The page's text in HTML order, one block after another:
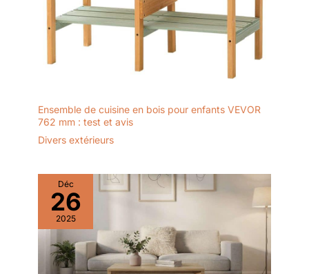
Ensemble de cuisine en bois pour enfants VEVOR
762 mm : test et avis
Divers extérieurs
Déc
26
2025